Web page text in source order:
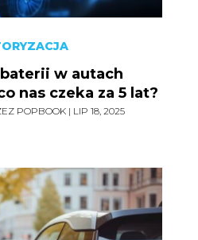
baterii w autach
nas czeka za 5 lat?
POPBOOK | LIP 18, 2025